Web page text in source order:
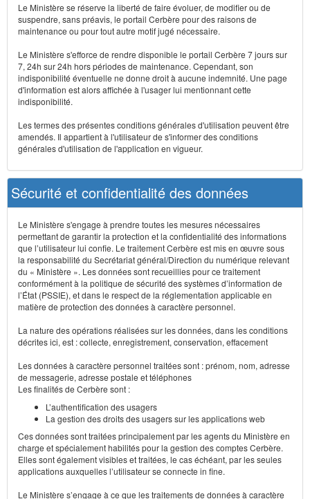
Le Ministère se réserve la liberté de faire évoluer, de modifier ou de
suspendre, sans préavis, le portail Cerbère pour des raisons de
maintenance ou pour tout autre motif jugé nécessaire.
Le Ministère s'efforce de rendre disponible le portail Cerbère 7 jours sur
7, 24h sur 24h hors périodes de maintenance. Cependant, son
indisponibilité éventuelle ne donne droit à aucune indemnité. Une page
d'information est alors affichée à l'usager lui mentionnant cette
indisponibilité.
Les termes des présentes conditions générales d'utilisation peuvent être
amendés. Il appartient à l'utilisateur de s'informer des conditions
générales d'utilisation de l'application en vigueur.
Sécurité et confidentialité des données
Le Ministère s'engage à prendre toutes les mesures nécessaires
permettant de garantir la protection et la confidentialité des informations
que l’utilisateur lui confie. Le traitement Cerbère est mis en œuvre sous
la responsabilité du Secrétariat général/Direction du numérique relevant
du « Ministère ». Les données sont recueillies pour ce traitement
conformément à la politique de sécurité des systèmes d’information de
l’État (PSSIE), et dans le respect de la réglementation applicable en
matière de protection des données à caractère personnel.
La nature des opérations réalisées sur les données, dans les conditions
décrites ici, est : collecte, enregistrement, conservation, effacement
Les données à caractère personnel traitées sont : prénom, nom, adresse
de messagerie, adresse postale et téléphones
Les finalités de Cerbère sont :
L’authentification des usagers
La gestion des droits des usagers sur les applications web
Ces données sont traitées principalement par les agents du Ministère en
charge et spécialement habilités pour la gestion des comptes Cerbère.
Elles sont également visibles et traitées, le cas échéant, par les seules
applications auxquelles l’utilisateur se connecte in fine.
Le Ministère s’engage à ce que les traitements de données à caractère